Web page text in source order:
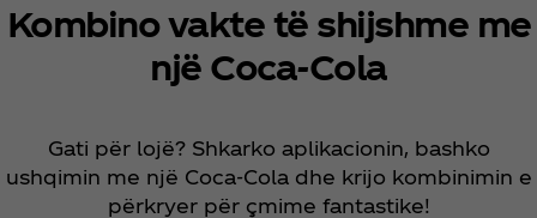
Kombino vakte të shijshme me
një Coca‑Cola
Gati për lojë? Shkarko aplikacionin, bashko
ushqimin me një Coca‑Cola dhe krijo kombinimin e
përkryer për çmime fantastike!